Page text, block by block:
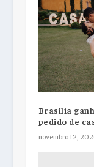
Brasília
pedido de
novembro 12,